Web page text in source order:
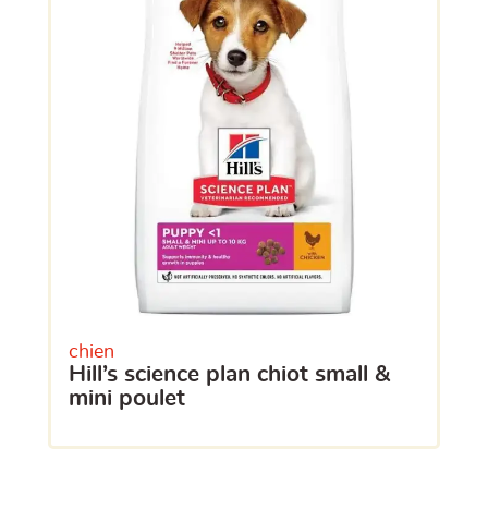
chien
hill’s science plan chiot small &
mini poulet